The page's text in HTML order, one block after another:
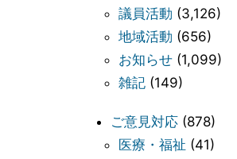
議員活動 (3,126)
地域活動 (656)
お知らせ (1,099)
雑記 (149)
ご意見対応 (878)
医療・福祉 (41)